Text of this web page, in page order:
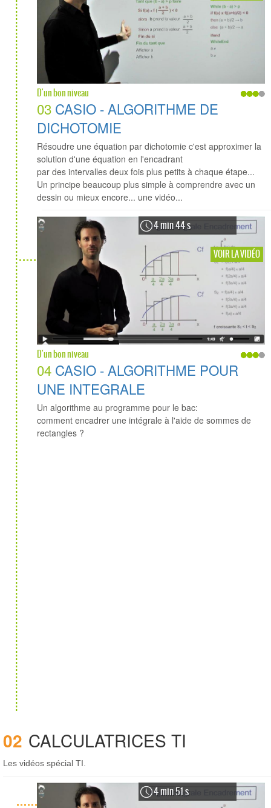
D'un bon niveau
03 CASIO - ALGORITHME DE
DICHOTOMIE
Résoudre une équation par dichotomie c'est approximer la
solution d'une équation en l'encadrant
par des intervalles deux fois plus petits à chaque étape...
Un principe beaucoup plus simple à comprendre avec un
dessin ou mieux encore... une vidéo...
4 min 44 s
VOIR LA VIDÉO
D'un bon niveau
04 CASIO - ALGORITHME POUR
UNE INTEGRALE
Un algorithme au programme pour le bac:
comment encadrer une intégrale à l'aide de sommes de
rectangles ?
02 CALCULATRICES TI
Les vidéos spécial TI.
4 min 51 s